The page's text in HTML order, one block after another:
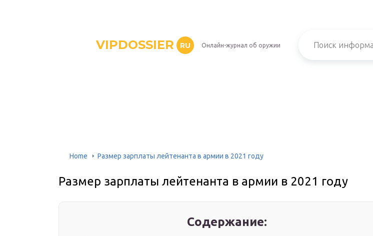
VIPDOSSIER RU Онлайн-журнал об оружии
Home Размер зарплаты лейтенанта в армии в 2021 году
Размер зарплаты лейтенанта в армии в 2021 году
Содержание: